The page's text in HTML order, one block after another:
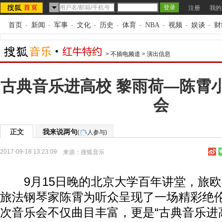
注册 我
首页 - 新闻 - 军事 - 文化 - 历史 - 体育 - NBA - 视频 - 娱谈 -
> 不插电频道 > 演出信息
古典音乐进高校 黎雨荷—陈霄
会
正文 我来说两句( 人参与)
2017-09-18 13:23:09 来源： 搜狐音乐
9月15日晚的北京大学百年讲堂，旅欧
旅法钢琴家陈霄为听众呈现了一场精彩绝
次音乐会不仅曲目丰富，更是“古典音乐进